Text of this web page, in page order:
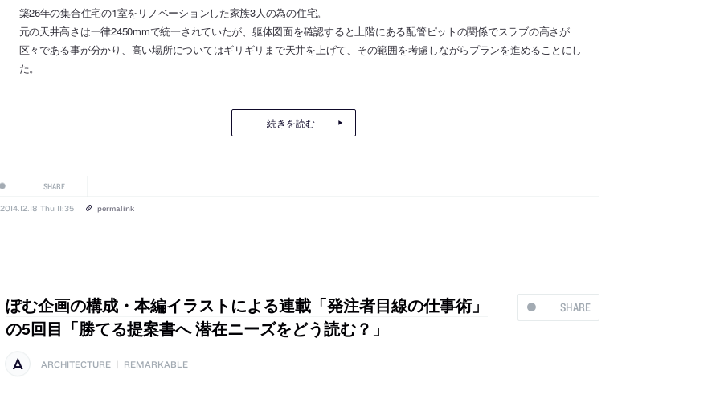
築26年の集合住宅の1室をリノベーションした家族3人の為の住宅。
元の天井高さは一律2450mmで統一されていたが、躯体図面を確認すると上階にある配管ピットの関係でスラブの高さが
区々である事が分かり、高い場所についてはギリギリまで天井を上げて、その範囲を考慮しながらプランを進めることにし
た。
続きを読む
SHARE
2014.12.18 Thu 11:35 permalink
SHARE
ぽむ企画の構成・本編イラストによる連載「発注者目線の仕事術」
の5回目「勝てる提案書へ 潜在ニーズをどう読む？」
ARCHITECTURE | REMARKABLE